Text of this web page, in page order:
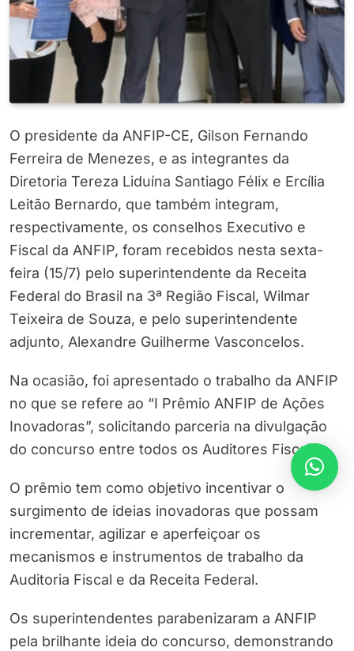
O presidente da ANFIP-CE, Gilson Fernando
Ferreira de Menezes, e as integrantes da
Diretoria Tereza Liduína Santiago Félix e Ercília
Leitão Bernardo, que também integram,
respectivamente, os conselhos Executivo e
Fiscal da ANFIP, foram recebidos nesta sexta-
feira (15/7) pelo superintendente da Receita
Federal do Brasil na 3ª Região Fiscal, Wilmar
Teixeira de Souza, e pelo superintendente
adjunto, Alexandre Guilherme Vasconcelos.
Na ocasião, foi apresentado o trabalho da ANFIP
no que se refere ao “I Prêmio ANFIP de Ações
Inovadoras”, solicitando parceria na divulgação
do concurso entre todos os Auditores Fiscais.
O prêmio tem como objetivo incentivar o
surgimento de ideias inovadoras que possam
incrementar, agilizar e aperfeiçoar os
mecanismos e instrumentos de trabalho da
Auditoria Fiscal e da Receita Federal.
Os superintendentes parabenizaram a ANFIP
pela brilhante ideia do concurso, demonstrando